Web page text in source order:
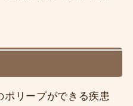
リープができる疾患